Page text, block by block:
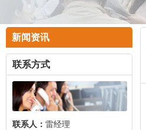
新闻资讯
联系方式
联系人： 雷经理